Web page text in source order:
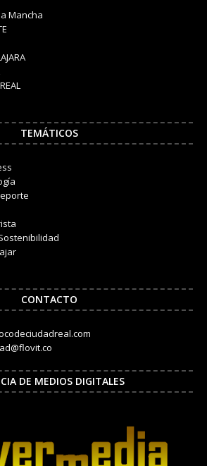
Mancha
TEMÁTICOS
CONTACTO
DE MEDIOS DIGITALES